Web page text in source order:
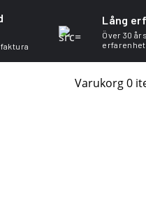
Lång
Över 30
Varukorg0